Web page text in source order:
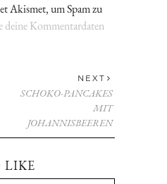
Akismet, um Spam zu
deine Kommentardaten
NEXT
SCHOKO-PANCAKES
MIT
JOHANNISBEEREN
LIKE